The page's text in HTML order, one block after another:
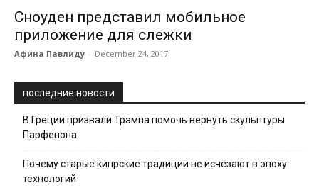
Сноуден представил мобильное
приложение для слежки
Афина Павлиду - December 24, 2017
последние новости
В Греции призвали Трампа помочь вернуть скульптуры
Парфенона
Почему старые кипрские традиции не исчезают в эпоху
технологий